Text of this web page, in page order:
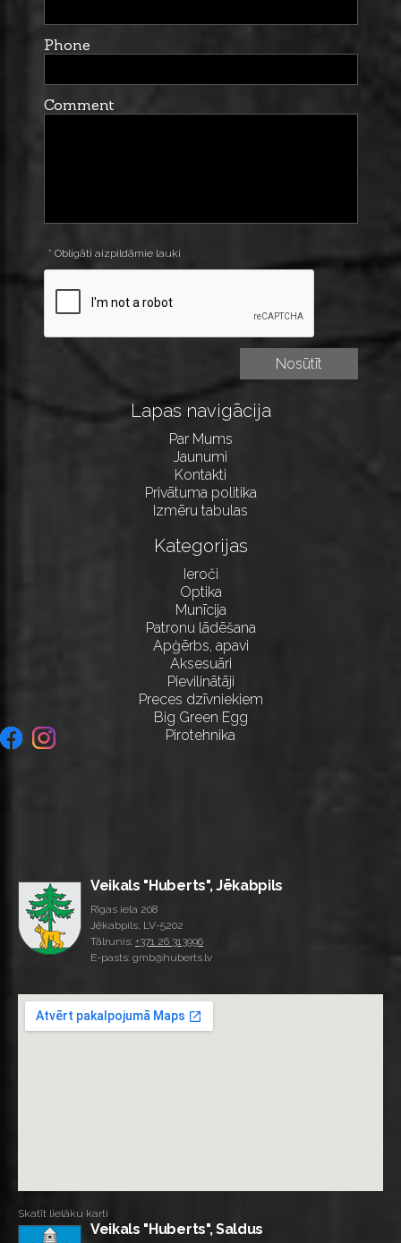
Phone
Comment
* Obligāti aizpildāmie lauki
Lapas navigācija
Par Mums
Jaunumi
Kontakti
Privātuma politika
Izmēru tabulas
Kategorijas
Ieroči
Optika
Munīcija
Patronu lādēšana
Apģērbs, apavi
Aksesuāri
Pievilinātāji
Preces dzīvniekiem
Big Green Egg
Pirotehnika
Veikals "Huberts", Jēkabpils
Rīgas iela 208
Jēkabpils, LV-5202
Tālrunis: +371 26 313996
E-pasts: gmb@huberts.lv
Skatīt lielāku karti
Veikals "Huberts", Saldus